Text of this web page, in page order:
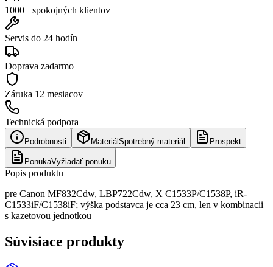
1000+ spokojných klientov
Servis do 24 hodín
Doprava zadarmo
Záruka 12 mesiacov
Technická podpora
Podrobnosti Materiál Spotrebný materiál Prospekt
PonukaVyžiadať ponuku
Popis produktu
pre Canon MF832Cdw, LBP722Cdw, X C1533P/C1538P, iR-
C1533iF/C1538iF; výška podstavca je cca 23 cm, len v kombinacii
s kazetovou jednotkou
Súvisiace produkty